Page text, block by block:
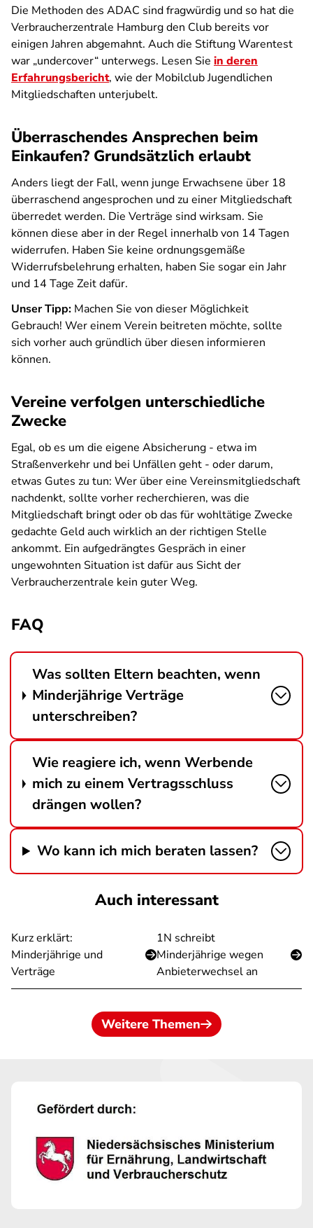
Die Methoden des ADAC sind fragwürdig und so hat die
Verbraucherzentrale Hamburg den Club bereits vor
einigen Jahren abgemahnt. Auch die Stiftung Warentest
war „undercover“ unterwegs. Lesen Sie in deren
Erfahrungsbericht, wie der Mobilclub Jugendlichen
Mitgliedschaften unterjubelt.
Überraschendes Ansprechen beim
Einkaufen? Grundsätzlich erlaubt
Anders liegt der Fall, wenn junge Erwachsene über 18
überraschend angesprochen und zu einer Mitgliedschaft
überredet werden. Die Verträge sind wirksam. Sie
können diese aber in der Regel innerhalb von 14 Tagen
widerrufen. Haben Sie keine ordnungsgemäße
Widerrufsbelehrung erhalten, haben Sie sogar ein Jahr
und 14 Tage Zeit dafür.
Unser Tipp: Machen Sie von dieser Möglichkeit
Gebrauch! Wer einem Verein beitreten möchte, sollte
sich vorher auch gründlich über diesen informieren
können.
Vereine verfolgen unterschiedliche
Zwecke
Egal, ob es um die eigene Absicherung - etwa im
Straßenverkehr und bei Unfällen geht - oder darum,
etwas Gutes zu tun: Wer über eine Vereinsmitgliedschaft
nachdenkt, sollte vorher recherchieren, was die
Mitgliedschaft bringt oder ob das für wohltätige Zwecke
gedachte Geld auch wirklich an der richtigen Stelle
ankommt. Ein aufgedrängtes Gespräch in einer
ungewohnten Situation ist dafür aus Sicht der
Verbraucherzentrale kein guter Weg.
FAQ
Was sollten Eltern beachten, wenn
Minderjährige Verträge
unterschreiben?
Wie reagiere ich, wenn Werbende
mich zu einem Vertragsschluss
drängen wollen?
Wo kann ich mich beraten lassen?
Auch interessant
Kurz erklärt:
Minderjährige und
Verträge
1N schreibt
Minderjährige wegen
Anbieterwechsel an
Weitere Themen